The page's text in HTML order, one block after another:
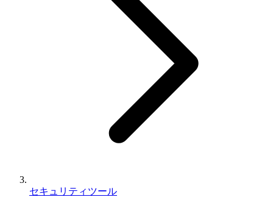
セキュリティツール